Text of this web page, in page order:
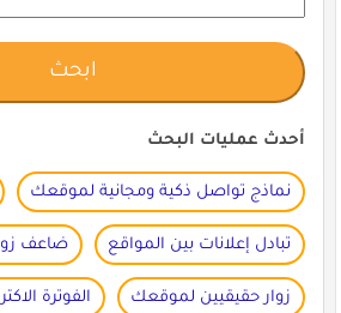
أحدث عمليات البحث
نماذج تواصل ذكية ومجانية لموقعك
تبادل إعلانات بين المواقع ضاعف
زوار حقيقيين لموقعك الفوترة